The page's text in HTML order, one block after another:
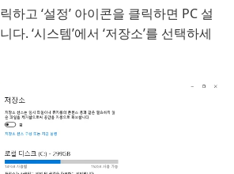
하고 ‘설정’ 아이콘을 클릭하면 PC 설
다. ‘시스템’에서 ‘저장소’를 선택하세